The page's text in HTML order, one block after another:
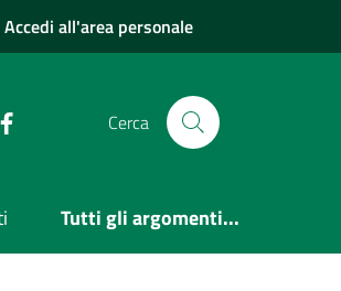
Accedi all'area personale
Cerca
Tutti gli argomenti...